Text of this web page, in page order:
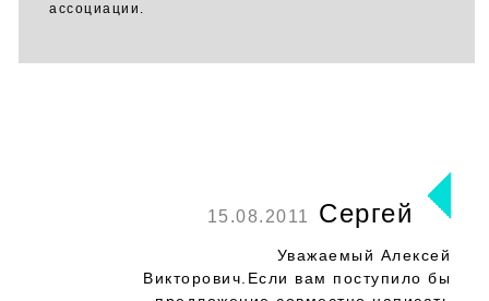
ассоциации.
15.08.2011 Сергей
Уважаемый Алексей
Викторович.Если вам поступило бы